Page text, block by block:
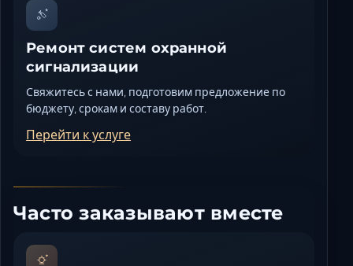
Ремонт систем охранной
сигнализации
Свяжитесь с нами, подготовим предложение по
бюджету, срокам и составу работ.
Перейти к услуге
Часто заказывают вместе